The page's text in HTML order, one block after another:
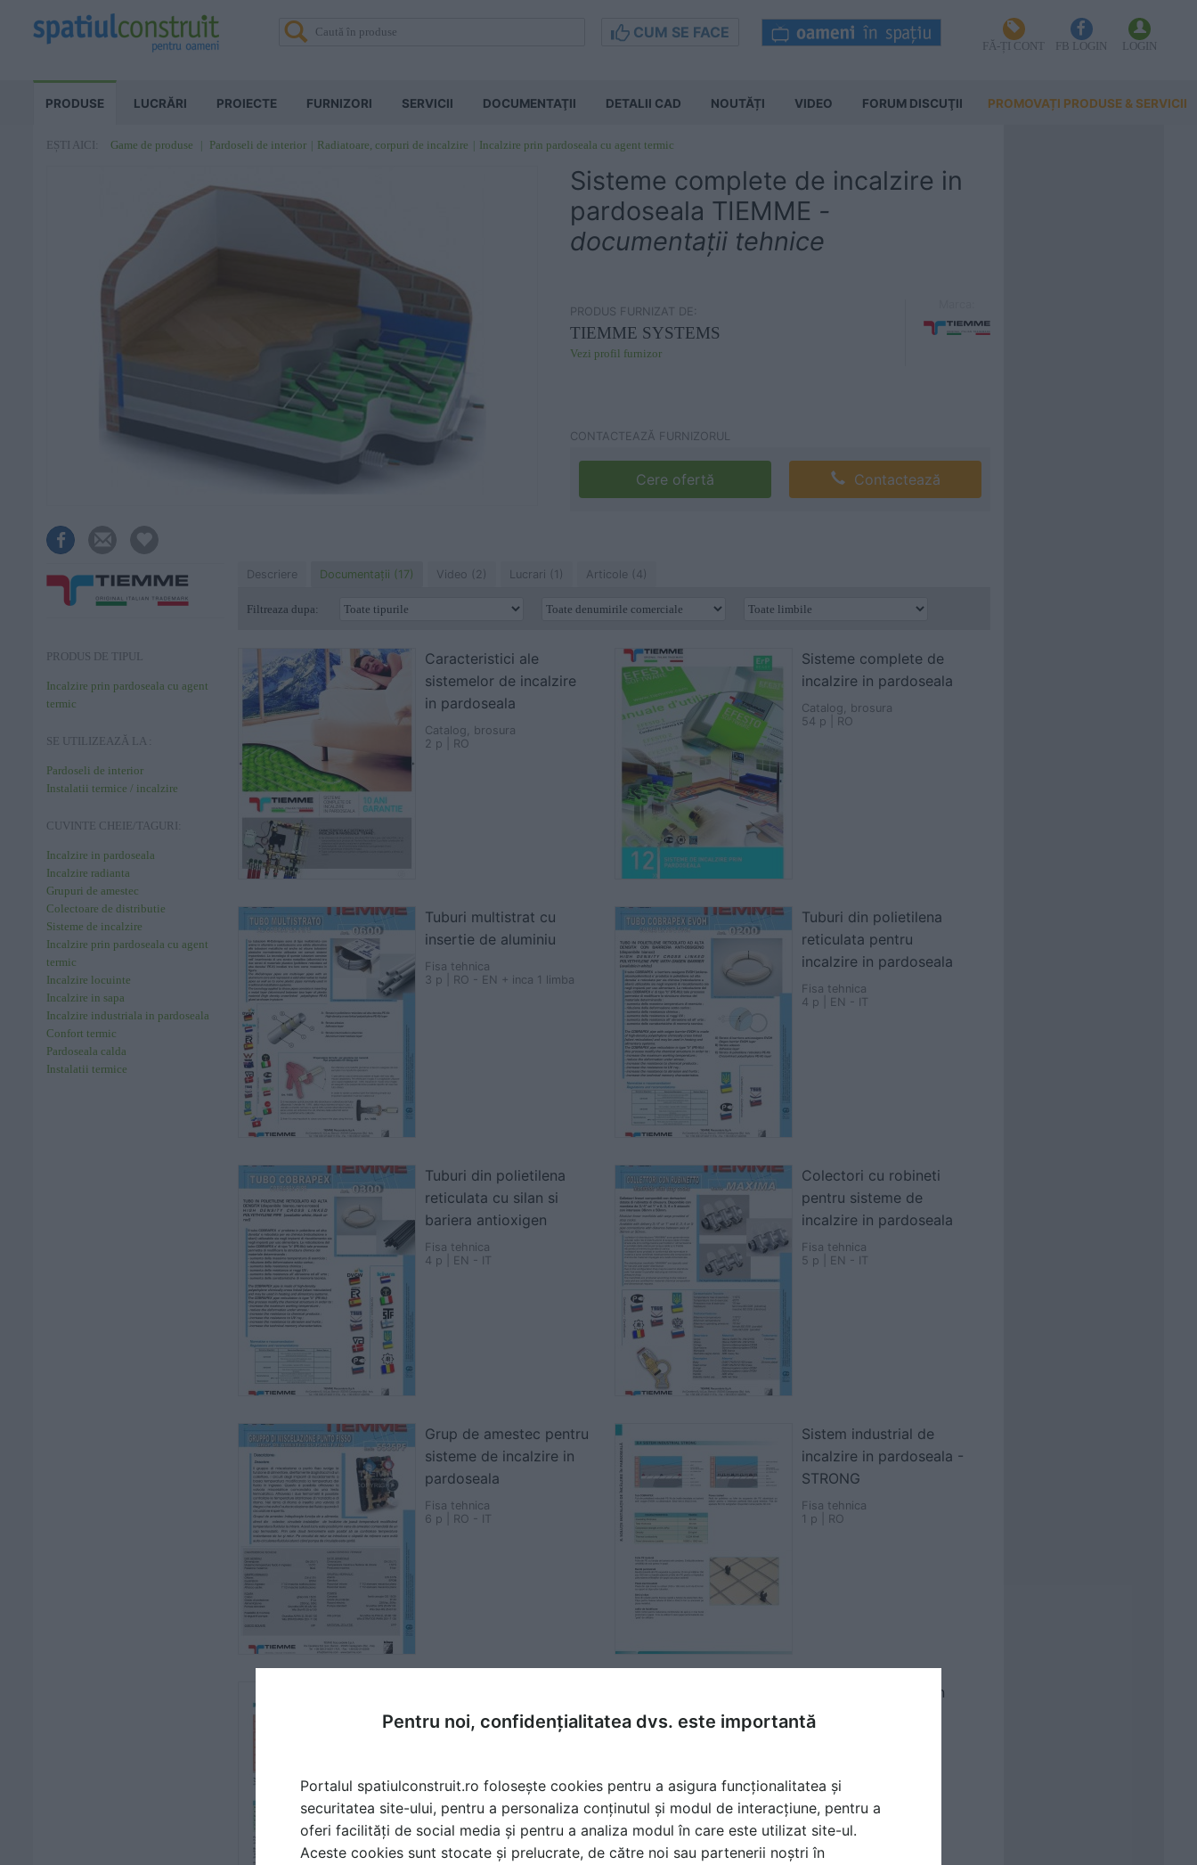
CUM SE FACE
FĂ-ȚI CONT FB LOGIN LOGIN
PRODUSE LUCRĂRI PROIECTE FURNIZORI SERVICII DOCUMENTAŢII DETALII CAD NOUTĂȚI VIDEO FORUM DISCUŢII PROMOVAȚI PRODUSE & SERVICII
EȘTI AICI: Game de produse Pardoseli de interior Radiatoare, corpuri de incalzire Incalzire prin pardoseala cu agent termic
Sisteme complete de incalzire in
pardoseala TIEMME -
documentații tehnice
PRODUS FURNIZAT DE:
TIEMME SYSTEMS
Vezi profil furnizor
CONTACTEAZĂ FURNIZORUL
Cere ofertă Contactează
PRODUS DE TIPUL
Incalzire prin pardoseala cu agent
termic
SE UTILIZEAZĂ LA :
Pardoseli de interior
Instalatii termice / incalzire
CUVINTE CHEIE/TAGURI:
Incalzire in pardoseala
Incalzire radianta
Grupuri de amestec
Colectoare de distributie
Sisteme de incalzire
Incalzire prin pardoseala cu agent
termic
Incalzire locuinte
Incalzire in sapa
Incalzire industriala in pardoseala
Confort termic
Pardoseala calda
Instalatii termice
Descriere Documentaţii (17) Video (2) Lucrari (1) Articole (4)
Filtreaza dupa:
Caracteristici ale
sistemelor de incalzire
in pardoseala
Catalog, brosura
2 p | RO
Sisteme complete de
incalzire in pardoseala
Catalog, brosura
54 p | RO
Tuburi multistrat cu
insertie de aluminiu
Fisa tehnica
3 p | RO - EN + inca 1 limba
Tuburi din polietilena
reticulata pentru
incalzire in pardoseala
Fisa tehnica
4 p | EN - IT
Tuburi din polietilena
reticulata cu silan si
bariera antioxigen
Fisa tehnica
4 p | EN - IT
Colectori cu robineti
pentru sisteme de
incalzire in pardoseala
Fisa tehnica
5 p | EN - IT
Grup de amestec pentru
sisteme de incalzire in
pardoseala
Fisa tehnica
6 p | RO - IT
Sistem industrial de
incalzire in pardoseala -
STRONG
Fisa tehnica
1 p | RO
pardoseala - TECHNO
Sistem de incalzire in
pardoseala - PLUS
Pentru noi, confidențialitatea dvs. este importantă
Portalul spatiulconstruit.ro folosește cookies pentru a asigura funcționalitatea și
securitatea site-ului, pentru a personaliza conținutul și modul de interacțiune, pentru a
oferi facilități de social media și pentru a analiza modul în care este utilizat site-ul.
Aceste cookies sunt stocate și prelucrate, de către noi sau partenerii noștri în